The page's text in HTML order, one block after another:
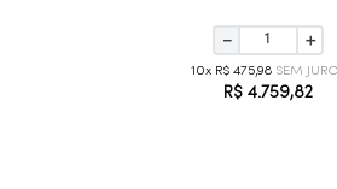
＋
－
10 R$ 475,98
R$ 4.759,82